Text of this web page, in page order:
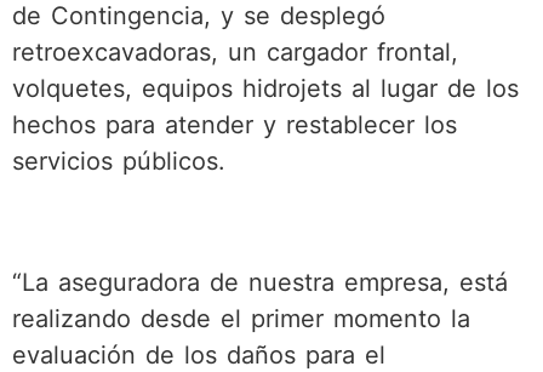
de Contingencia, y se desplegó
retroexcavadoras, un cargador frontal,
volquetes, equipos hidrojets al lugar de los
hechos para atender y restablecer los
servicios públicos.
“La aseguradora de nuestra empresa, está
realizando desde el primer momento la
evaluación de los daños para el